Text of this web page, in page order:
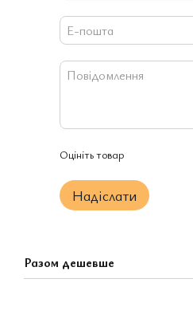
Оцініть товар
Надіслати
Разом дешевше